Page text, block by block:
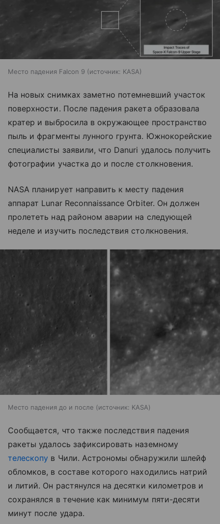
Место падения Falcon 9 источник: KASA
На новых снимках заметно потемневший участок
поверхности. После падения ракета образовала
кратер и выбросила в окружающее пространство
пыль и фрагменты лунного грунта. Южнокорейские
специалисты заявили, что Danuri удалось получить
фотографии участка до и после столкновения.
NASA планирует направить к месту падения
аппарат Lunar Reconnaissance Orbiter. Он должен
пролететь над районом аварии на следующей
неделе и изучить последствия столкновения.
Место падения до и после источник: KASA
Сообщается, что также последствия падения
ракеты удалось зафиксировать наземному
телескопу в Чили. Астрономы обнаружили шлейф
обломков, в составе которого находились натрий
и литий. Он растянулся на десятки километров и
сохранялся в течение как минимум пяти-десяти
минут после удара.